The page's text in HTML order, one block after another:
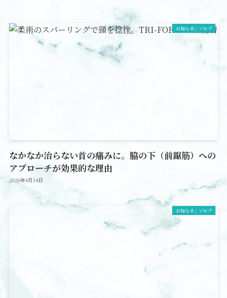
お知らせ / ブログ
なかなか治らない首の痛みに。脇の下（前鋸筋）への
アプローチが効果的な理由
2026年4月14日
お知らせ / ブログ